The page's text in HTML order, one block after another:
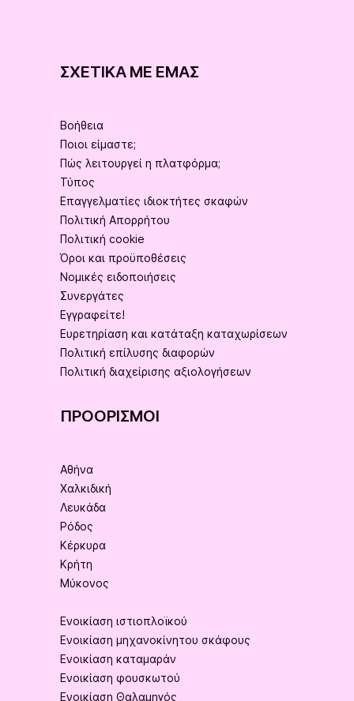
ΣΧΕΤΙΚΆ ΜΕ ΕΜΆΣ
Βοήθεια
Ποιοι είμαστε;
Πώς λειτουργεί η πλατφόρμα;
Τύπος
Επαγγελματίες ιδιοκτήτες σκαφών
Πολιτική Απορρήτου
Πολιτική cookie
Όροι και προϋποθέσεις
Νομικές ειδοποιήσεις
Συνεργάτες
Εγγραφείτε!
Ευρετηρίαση και κατάταξη καταχωρίσεων
Πολιτική επίλυσης διαφορών
Πολιτική διαχείρισης αξιολογήσεων
ΠΡΟΟΡΙΣΜΟΊ
Αθήνα
Χαλκιδική
Λευκάδα
Ρόδος
Κέρκυρα
Κρήτη
Μύκονος
Ενοικίαση ιστιοπλοϊκού
Ενοικίαση μηχανοκίνητου σκάφους
Ενοικίαση καταμαράν
Ενοικίαση φουσκωτού
Ενοικίαση Θαλαμηγός